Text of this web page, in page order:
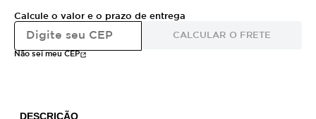
Calcule o valor e o prazo de entrega
CALCULAR O FRETE
Não sei meu CEP
DESCRIÇÃO